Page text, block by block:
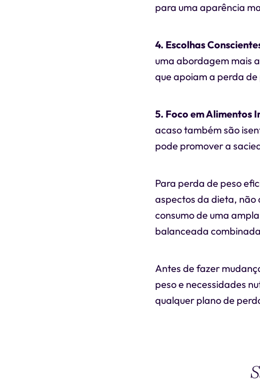
para uma aparência
4. Escolhas
uma abordagem mais
que apoiam a perda de
5. Foco em Alimentos
acaso também são
pode promover a
Para perda de peso
aspectos da dieta, não
consumo de uma
balanceada
Antes de fazer
peso e necessidades
qualquer plano de